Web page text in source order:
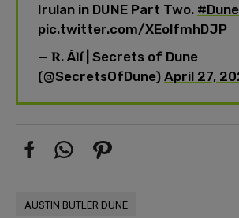
Irulan in DUNE Part Two.
pic.twitter.com/XEolfmhDJP
— 𝐑. Å𝐥í | Secrets of Dune
(@SecretsOfDune) April 27,
AUSTIN BUTLER DUNE